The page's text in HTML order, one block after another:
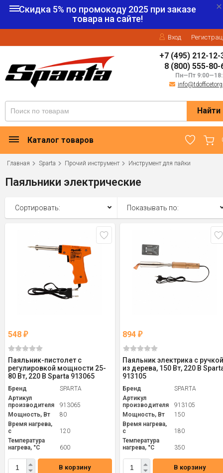
Скидка 5% по промокоду 2025 при заказе
товара на сайте!
Вход
+7 (495) 212-12-
8 (800) 555-80-
Пн—Пт
Найти
Каталог товаров
Главная Sparta Прочий инструмент Инструмент для пайки
Паяльники электрические
Сортировать: Показывать по:
548 ₽
Паяльник-пистолет с
регулировкой мощности 25-
80 Вт, 220 В Sparta 913065
Бренд
SPARTA
Артикул
производителя
913065
Мощность, Вт
80
Время нагрева,
с
120
Температура
нагрева, °С
600
В корзину
894₽
Паяльник электрика с
из дерева, 150 Вт, 220 В
913105
Бренд
SPARTA
Артикул
производителя
913105
Мощность, Вт
150
Время нагрева,
с
180
Температура
нагрева, °С
350
В корзину